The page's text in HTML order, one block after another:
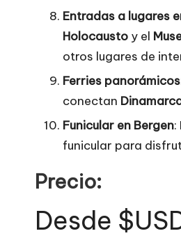
Entradas a lugares
Holocausto y el
otros lugares de
Ferries panorámicos
conectan
Funicular en Bergen:
funicular para
Precio:
Desde